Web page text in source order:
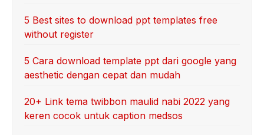
5 Best sites to download ppt templates free
without register
5 Cara download template ppt dari google yang
aesthetic dengan cepat dan mudah
20+ Link tema twibbon maulid nabi 2022 yang
keren cocok untuk caption medsos